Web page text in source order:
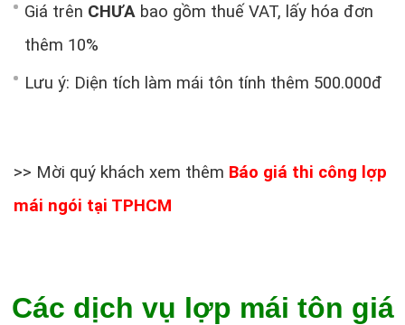
Giá trên CHƯA bao gồm thuế VAT, lấy hóa đơn
thêm 10%
Lưu ý: Diện tích làm mái tôn tính thêm 500.000đ
>> Mời quý khách xem thêm Báo giá thi công lợp
mái ngói tại TPHCM
Các dịch vụ lợp mái tôn giá